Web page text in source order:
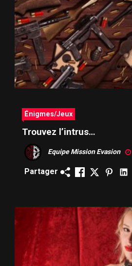
Énigmes/Jeux
Trouvez l’intrus…
Equipe Mission Evasion
Partager